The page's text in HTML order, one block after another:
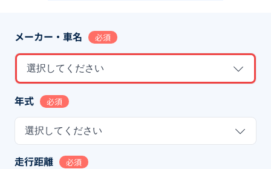
メーカー・車名 必須
選択してください
年式 必須
選択してください
走行距離 必須